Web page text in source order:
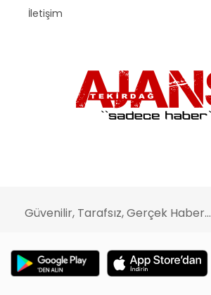
İletişim
Güvenilir, Tarafsız, Gerçek Haber...